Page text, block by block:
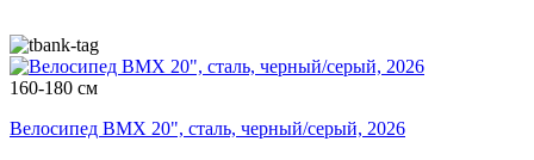
160-180 см
Велосипед BMX 20", сталь, черный/серый, 2026